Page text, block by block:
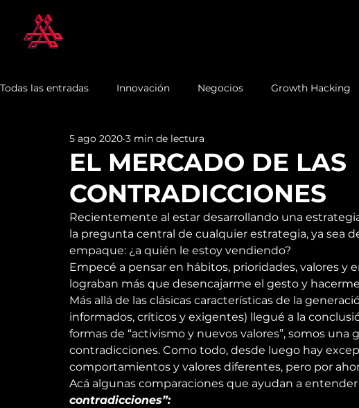
Todas las entradas Innovación Negocios Growth Hacking
EL MERCADO DE LAS
CONTRADICCIONES
5 ago 2020 3 min de lectura
Recientemente al estar desarrollando una
la pregunta central de cualquier estrategia, ya sea
empaque: ¿a quién le estoy vendiendo?
Empecé a pensar en hábitos, prioridades, valores y
lograban más que desencajarme el gesto y
Más allá de las clásicas características de la
informados, críticos y exigentes) llegué a la
formas de “activismo y nuevos valores”, somos una
contradicciones. Como todo, desde luego hay
comportamientos y valores diferentes, pero por
Acá algunas comparaciones que ayudan a
contradicciones”: